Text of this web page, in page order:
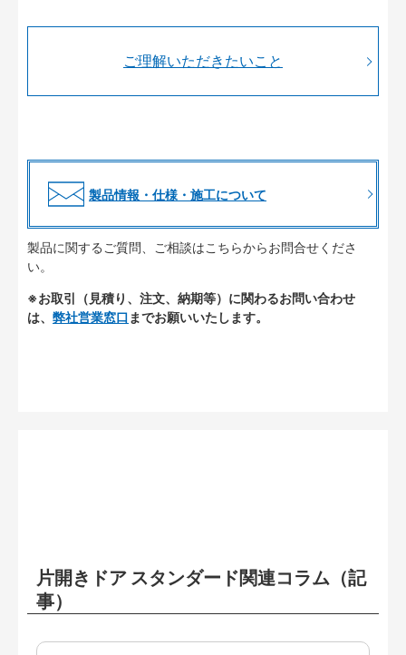
ご理解いただきたいこと
製品情報・仕様・施工について
製品に関するご質問、ご相談はこちらからお問合せくださ
い。
※お取引（見積り、注文、納期等）に関わるお問い合わせ
は、 弊社営業窓口 までお願いいたします。
片開きドア スタンダード関連コラム（記
事）